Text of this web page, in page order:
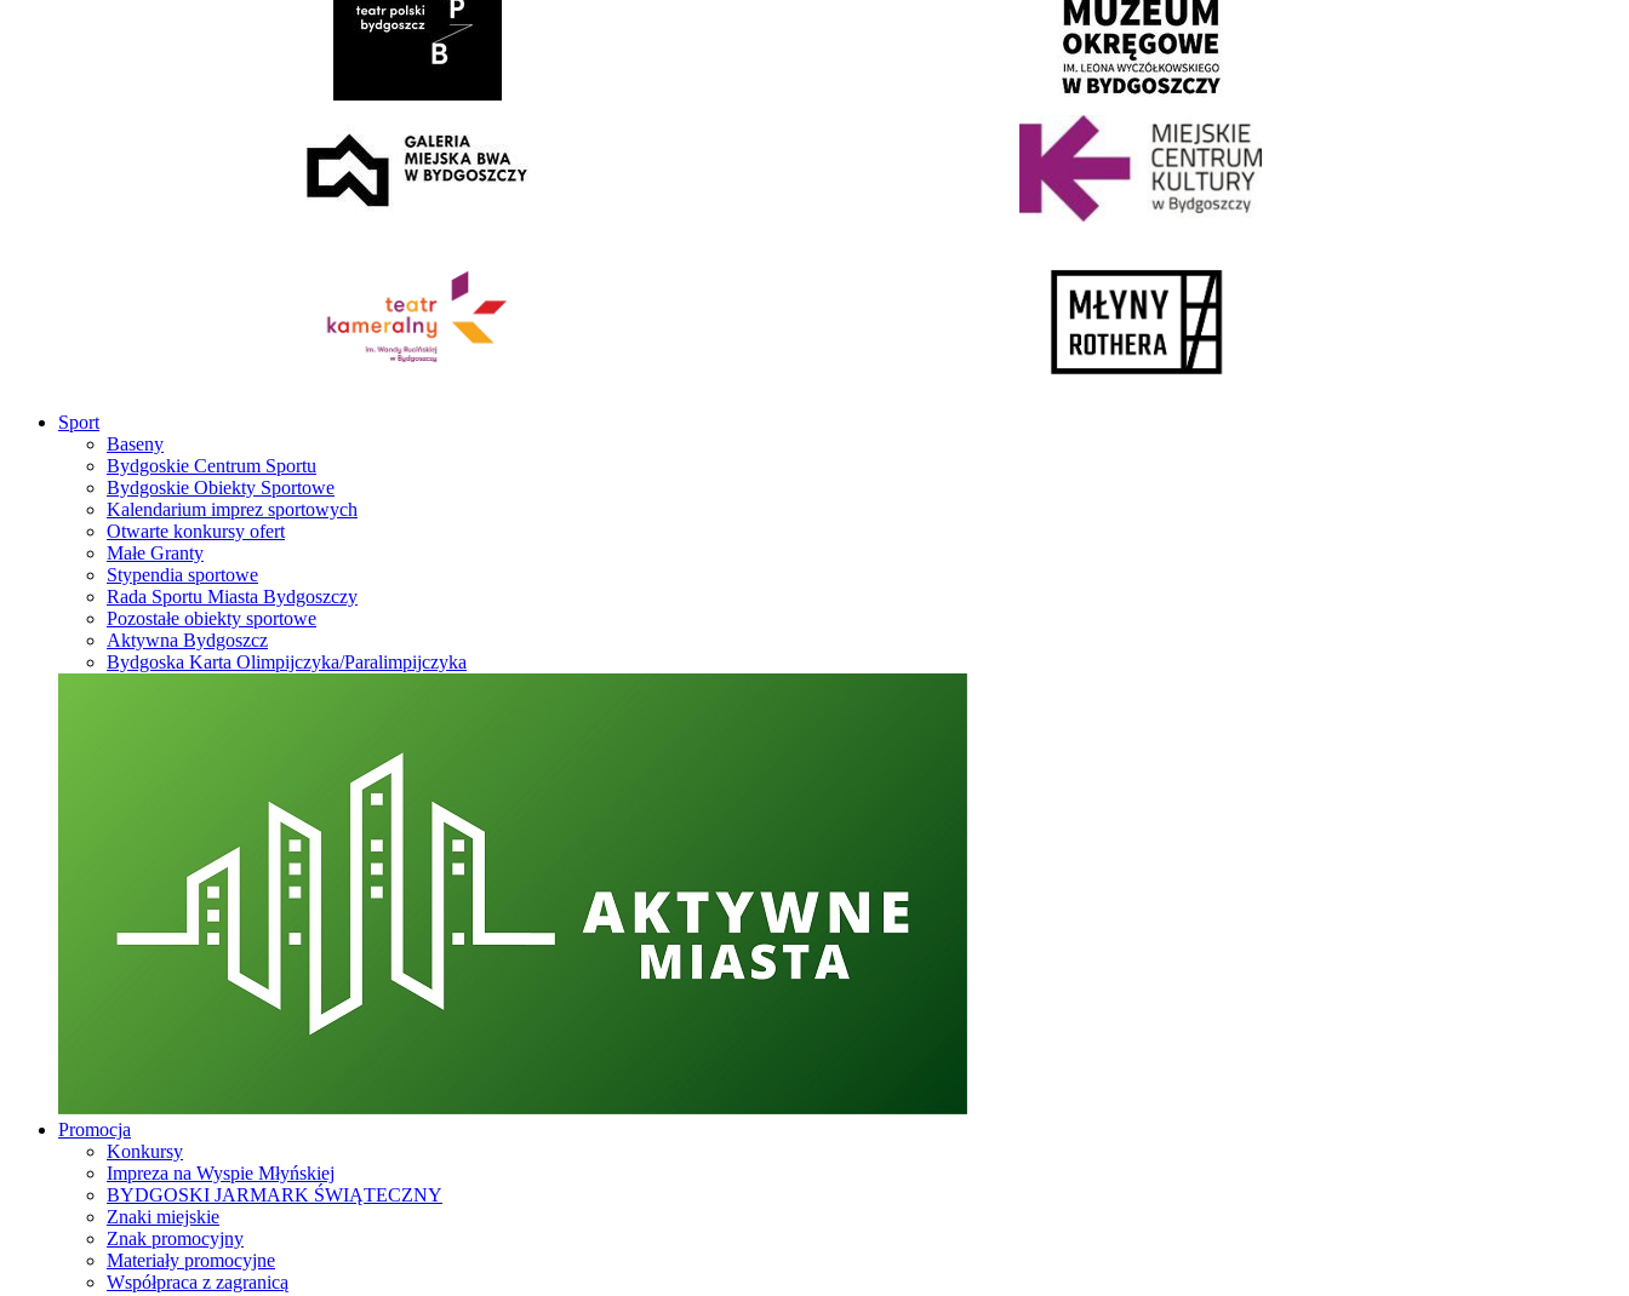
Sport
Baseny
Bydgoskie Centrum Sportu
Bydgoskie Obiekty Sportowe
Kalendarium imprez sportowych
Otwarte konkursy ofert
Małe Granty
Stypendia sportowe
Rada Sportu Miasta Bydgoszczy
Pozostałe obiekty sportowe
Aktywna Bydgoszcz
Bydgoska Karta Olimpijczyka/Paralimpijczyka
Promocja
Konkursy
Impreza na Wyspie Młyńskiej
BYDGOSKI JARMARK ŚWIĄTECZNY
Znaki miejskie
Znak promocyjny
Materiały promocyjne
Współpraca z zagranicą